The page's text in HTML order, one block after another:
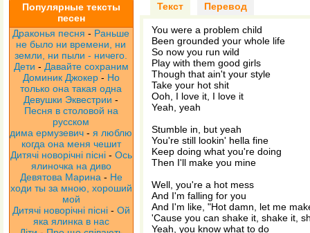
Популярные тексты
песен
Драконья песня - Раньше
не было ни времени, ни
земли, ни пыли - ничего.
Дети - Давайте сохраним
Доминик Джокер - Но
только она такая одна
Девушки Эквестрии -
Песня в столовой на
русском
дима ермузевич -я люблю
когда она меня чешит
Дитячі новорічні пісні - Ось
ялиночка на диво
Девятова Марина - Не
ходи ты за мною, хороший
мой
Дитячі новорічні пісні - Ой
яка ялинка в нас
Текст Перевод
You were a problem child
Been grounded your whole life
So now you run wild
Play with them good girls
Though that ain't your style
Take your hot shit
Ooh, I love it, I love it
Yeah, yeah
Stumble in, but yeah
You're still lookin' hella fine
Keep doing what you're doing
Then I'll make you mine
Well, you're a hot mess
And I'm falling for you
And I'm like, "Hot damn, let me
'Cause you can shake it, shake it,
Yeah, you know what to do